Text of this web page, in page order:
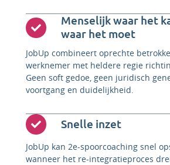
Menselijk waar het
waar het moet
JobUp combineert oprechte
werknemer met heldere regie
Geen soft gedoe, geen juridisch
voortgang en duidelijkheid.
Snelle inzet
JobUp kan 2e-spoorcoaching snel
wanneer het re-integratieproces